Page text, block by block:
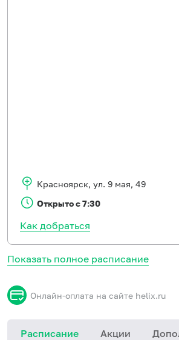
Показать полное расписание
Онлайн-оплата на сайте helix.ru
Расписание Акции
Красноярск, ул. 9 мая, 49
Открыто с 7:30
Как добраться